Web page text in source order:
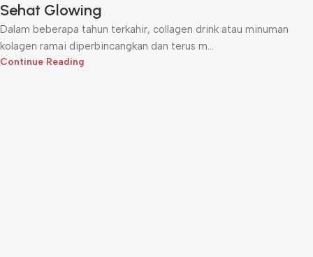
Sehat Glowing
Dalam beberapa tahun terkahir, collagen drink atau minuman
kolagen ramai diperbincangkan dan terus m...
Continue Reading